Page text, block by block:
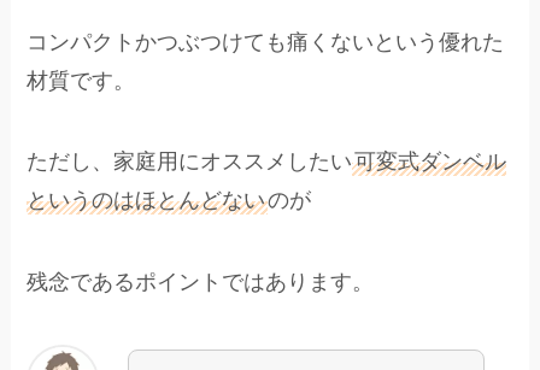
コンパクトかつぶつけても痛くないという優れた
材質です。
ただし、家庭用にオススメしたい可変式ダンベル
というのはほとんどないのが
残念であるポイントではあります。